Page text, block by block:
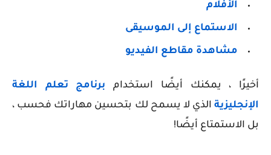
الأفلام
الاستماع إلى الموسيقى
مشاهدة مقاطع الفيديو
أخيرًا ، يمكنك أيضًا استخدام برنامج تعلم اللغة
الإنجليزية الذي لا يسمح لك بتحسين مهاراتك فحسب ،
بل الاستمتاع أيضًا!